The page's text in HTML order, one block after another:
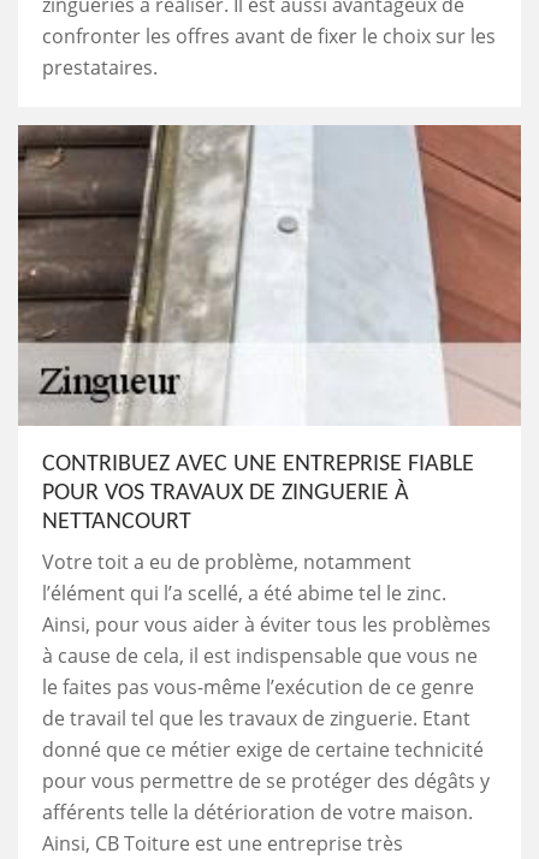
confronter les offres avant de fixer le choix sur les
prestataires.
CONTRIBUEZ AVEC UNE ENTREPRISE FIABLE
POUR VOS TRAVAUX DE ZINGUERIE À
NETTANCOURT
Votre toit a eu de problème, notamment
l’élément qui l’a scellé, a été abime tel le zinc.
Ainsi, pour vous aider à éviter tous les problèmes
à cause de cela, il est indispensable que vous ne
le faites pas vous-même l’exécution de ce genre
de travail tel que les travaux de zinguerie. Etant
donné que ce métier exige de certaine technicité
pour vous permettre de se protéger des dégâts y
afférents telle la détérioration de votre maison.
Ainsi, CB Toiture est une entreprise très